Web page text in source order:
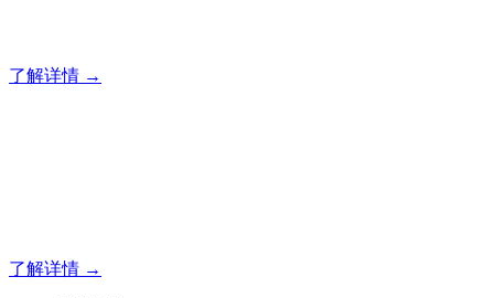
了解详情 →
了解详情 →